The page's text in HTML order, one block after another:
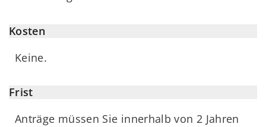
Kosten
Keine.
Frist
Anträge müssen Sie innerhalb von 2 Jahren